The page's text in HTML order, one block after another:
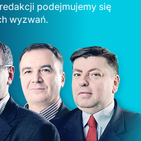
podejmujemy się
wyzwań.